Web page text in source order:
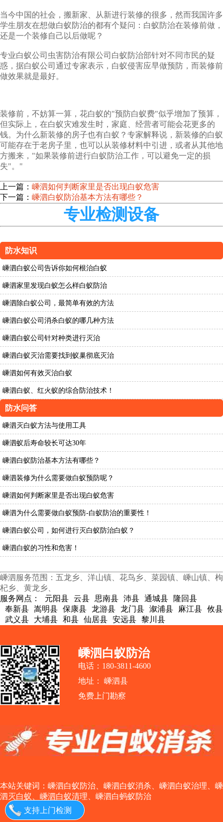
支持上门检测
当今中国的社会，搬新家、从新进行装修的很多，然而我国许多
学生朋友在想做白蚁防治的都有个疑问：白蚁防治在装修前做，
还是一个装修自己以后做呢？
专业白蚁公司虫害防治有限公司白蚁防治部针对不同市民的疑
惑，据白蚁公司通过专家表示，白蚁侵害应早做预防，而装修前
做效果就是最好。
装修前，不妨算一算，花白蚁的"预防白蚁费"似乎增加了预算，
但实际上，在白蚁灾难发生时，家庭、经营者可能会花更多的
钱。为什么新装修的房子也有白蚁？专家解释说，新装修的白蚁
可能存在于老房子里，也可以从装修材料中引进，或者从其他地
方搬来，"如果装修前进行白蚁防治工作，可以避免一定的损
失"。"
上一篇： 嵊泗如何判断家里是否出现白蚁危害
下一篇： 嵊泗白蚁防治基本方法有哪些？
专业检测设备
防水知识
嵊泗白蚁公司告诉你如何根治白蚁
嵊泗家里发现白蚁怎么样白蚁防治
嵊泗除白蚁公司，最简单有效的方法
嵊泗白蚁公司消杀白蚁的哪几种方法
嵊泗白蚁公司针对种类进行灭治
嵊泗白蚁灭治需要找到蚁巢彻底灭治
嵊泗如何有效灭治白蚁
嵊泗白蚁、红火蚁的综合防治技术！
防水问答
嵊泗灭白蚁方法与使用工具
嵊泗蚁后寿命较长可达30年
嵊泗白蚁防治基本方法有哪些？
嵊泗装修为什么需要做白蚁预防呢？
嵊泗如何判断家里是否出现白蚁危害
嵊泗为什么需要做白蚁预防-白蚁防治的重要性！
嵊泗白蚁公司，如何进行灭白蚁防治白蚁？
嵊泗白蚁的习性和危害！
嵊泗服务范围：五龙乡、洋山镇、花鸟乡、菜园镇、嵊山镇、枸
杞乡、黄龙乡、
服务网点：
元阳县 云县 思南县 沛县 通城县
隆回县
奉新县 嵩明县 保康县 龙游县 龙门县 溆浦县 麻江县 攸县
武义县
大埔县 和县 仙居县 安远县 黎川县
嵊泗白蚁防治
电话：180-3811-4600
地址： 嵊泗县
免费上门勘察
本站关键词： 嵊泗白蚁防治 嵊泗白蚁消杀 嵊泗白蚁治理
嵊
泗灭白蚁
嵊泗白蚁清理 嵊泗白蚂蚁防治